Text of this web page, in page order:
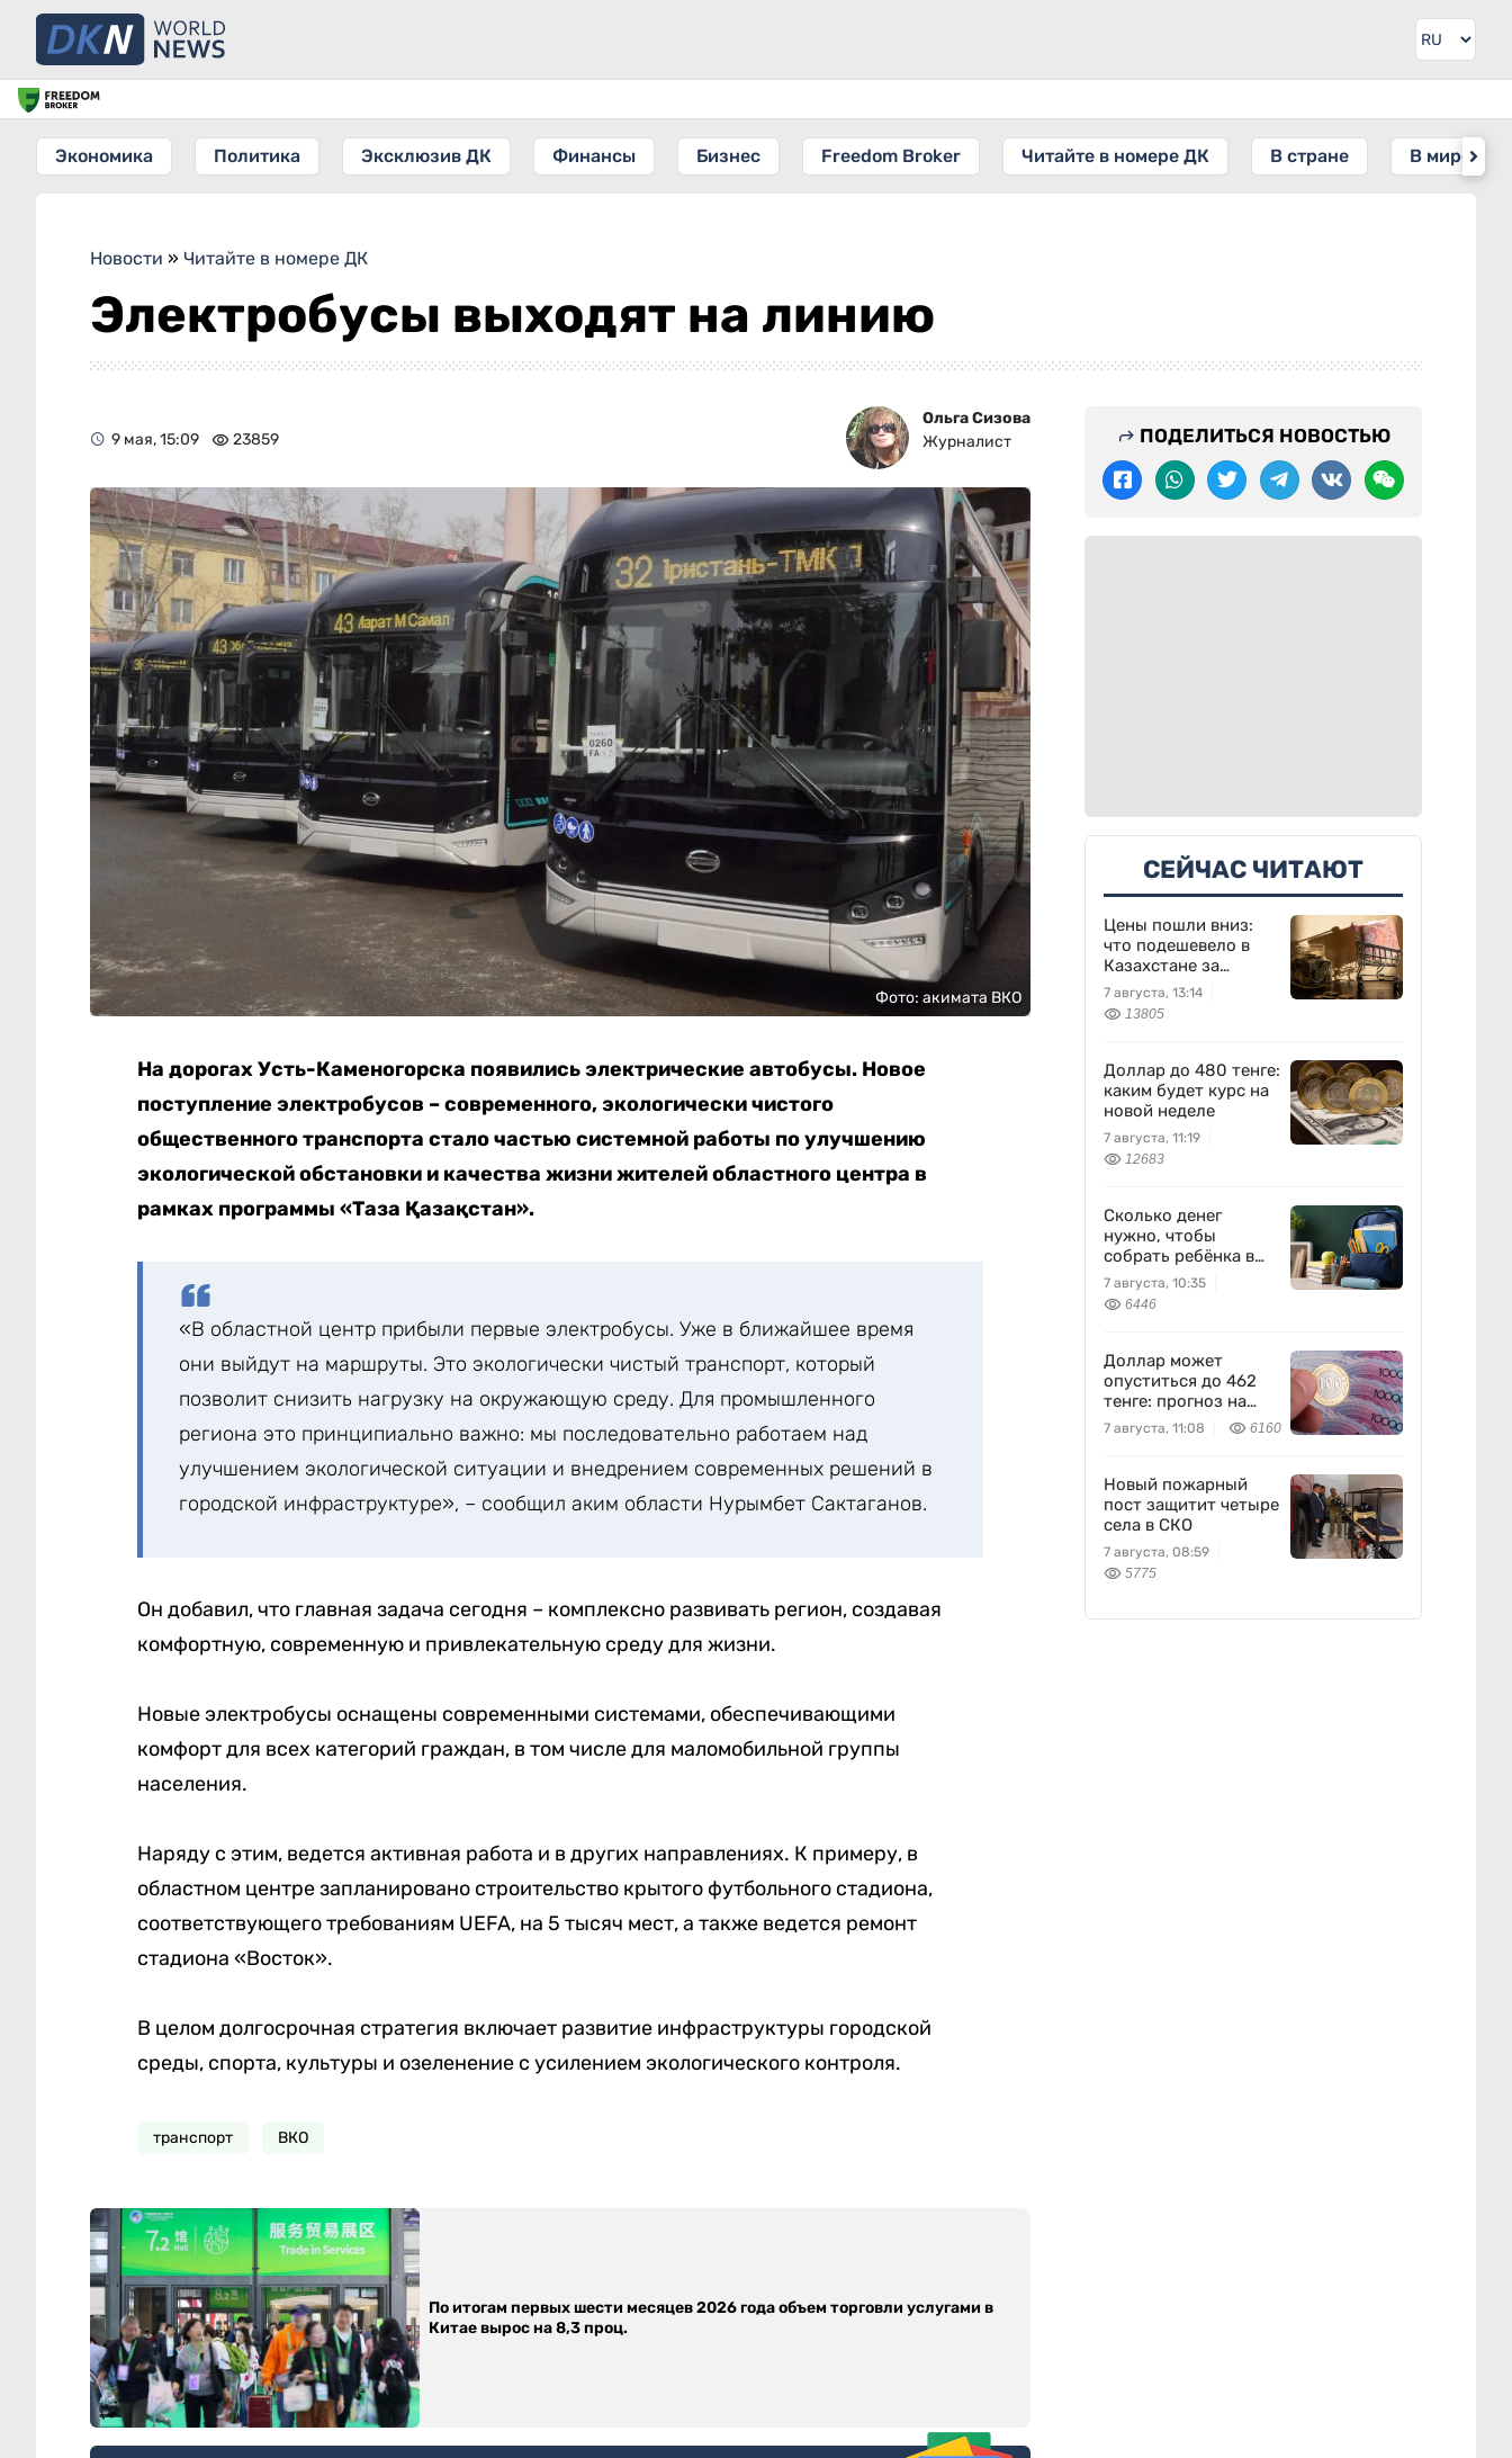
Экономика Политика Эксклюзив ДК Финансы Бизнес Freedom Broker Читайте в номере ДК В стране В мире
Новости » Читайте в номере ДК
Электробусы выходят на линию
9 мая, 15:09 23859
Ольга Сизова
Журналист
Фото: акимата ВКО
На дорогах Усть-Каменогорска появились электрические автобусы. Новое
поступление электробусов – современного, экологически чистого
общественного транспорта стало частью системной работы по улучшению
экологической обстановки и качества жизни жителей областного центра в
рамках программы «Таза Қазақстан».
«В областной центр прибыли первые электробусы. Уже в ближайшее время
они выйдут на маршруты. Это экологически чистый транспорт, который
позволит снизить нагрузку на окружающую среду. Для промышленного
региона это принципиально важно: мы последовательно работаем над
улучшением экологической ситуации и внедрением современных решений в
городской инфраструктуре», – сообщил аким области Нурымбет Сактаганов.
Он добавил, что главная задача сегодня – комплексно развивать регион, создавая
комфортную, современную и привлекательную среду для жизни.
Новые электробусы оснащены современными системами, обеспечивающими
комфорт для всех категорий граждан, в том числе для маломобильной группы
населения.
Наряду с этим, ведется активная работа и в других направлениях. К примеру, в
областном центре запланировано строительство крытого футбольного стадиона,
соответствующего требованиям UEFA, на 5 тысяч мест, а также ведется ремонт
стадиона «Восток».
В целом долгосрочная стратегия включает развитие инфраструктуры городской
среды, спорта, культуры и озеленение с усилением экологического контроля.
транспорт ВКО
По итогам первых шести месяцев 2026 года объем торговли услугами в
Китае вырос на 8,3 проц.
ПОДЕЛИТЬСЯ НОВОСТЬЮ
СЕЙЧАС ЧИТАЮТ
Цены пошли вниз:
что подешевело в
Казахстане за
неделю
7 августа, 13:14
13805
Доллар до 480 тенге:
каким будет курс на
новой неделе
7 августа, 11:19
12683
Сколько денег
нужно, чтобы
собрать ребёнка в
школу?
7 августа, 10:35
6446
Доллар может
опуститься до 462
тенге: прогноз на
пятницу
7 августа, 11:08 6160
Новый пожарный
пост защитит четыре
села в СКО
7 августа, 08:59
5775